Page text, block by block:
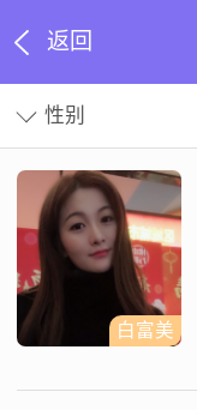
返回
性别
白富美